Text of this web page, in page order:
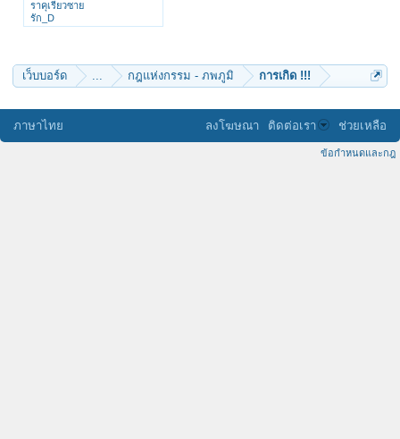
ราคุเรียวซาย
รัก_D
tumkuk
เว็บบอร์ด ... กฎแห่งกรรม - ภพภูมิ การเกิด !!!
ภาษาไทย ลงโฆษณา ติดต่อเรา ช่วยเหลือ
ข้อกำหนดและกฎ